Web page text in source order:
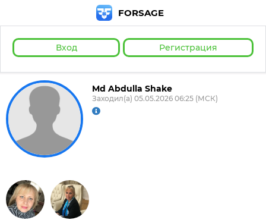
FORSAGE
Вход Регистрация
Md Abdulla Shake
Заходил(а) 05.05.2026 06:25 (МСК)